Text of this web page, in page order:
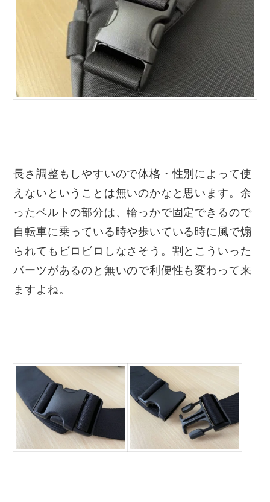
長さ調整もしやすいので体格・性別によって使
えないということは無いのかなと思います。余
ったベルトの部分は、輪っかで固定できるので
自転車に乗っている時や歩いている時に風で煽
られてもビロビロしなさそう。割とこういった
パーツがあるのと無いので利便性も変わって来
ますよね。